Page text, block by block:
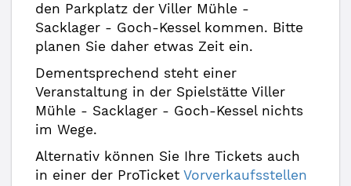
den Parkplatz der Viller Mühle -
Sacklager - Goch-Kessel kommen. Bitte
planen Sie daher etwas Zeit ein.
Dementsprechend steht einer
Veranstaltung in der Spielstätte Viller
Mühle - Sacklager - Goch-Kessel nichts
im Wege.
Alternativ können Sie Ihre Tickets auch
in einer der ProTicket Vorverkaufsstellen